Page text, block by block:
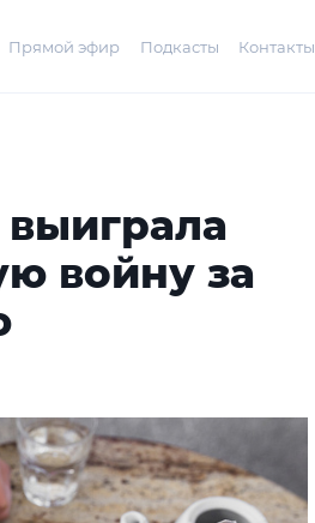
Прямой эфир Подкасты Контакты
войну за